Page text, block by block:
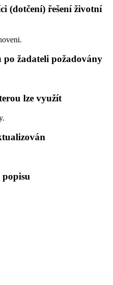
(dotčení) řešení životní
po žadateli požadovány
lze využít